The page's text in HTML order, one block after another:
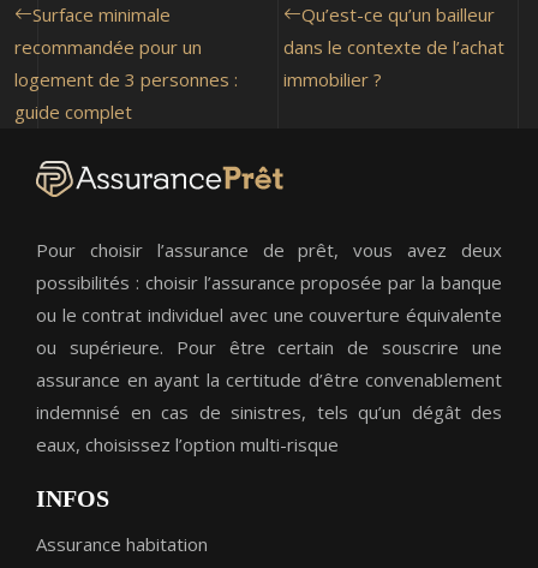
Surface minimale
recommandée pour un
logement de 3 personnes :
guide complet
Qu’est-ce qu’un bailleur
dans le contexte de l’achat
immobilier ?
Pour choisir l’assurance de prêt, vous avez deux
possibilités : choisir l’assurance proposée par la banque
ou le contrat individuel avec une couverture équivalente
ou supérieure. Pour être certain de souscrire une
assurance en ayant la certitude d’être convenablement
indemnisé en cas de sinistres, tels qu’un dégât des
eaux, choisissez l’option multi-risque
INFOS
Assurance habitation